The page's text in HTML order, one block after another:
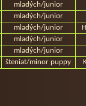
mladých/junior
mladých/junior
mladých/junior
mladých/junior
mladých/junior
šteniat/minor puppy